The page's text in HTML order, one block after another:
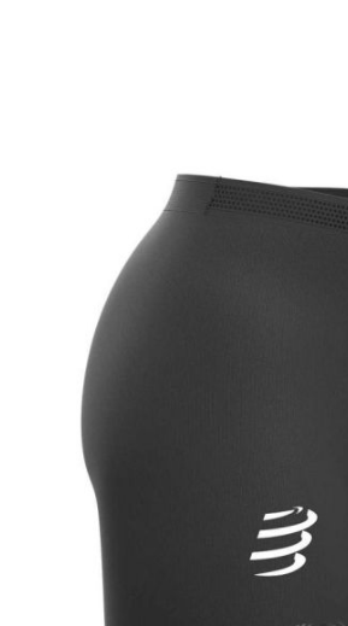
Eigenschaften
Fernanda
geben, wenn sie auf der
nicht tun. Die strategisch
Control Shorts verleihen den
bis zu 30% der